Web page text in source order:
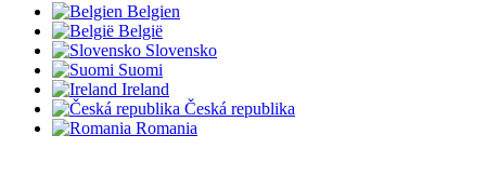
Belgien
België
Slovensko
Suomi
Ireland
Česká republika
Romania